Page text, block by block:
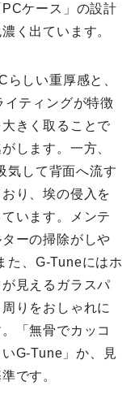
ケース」の設計
く出ています。
しい重厚感と、
ティングが特徴
きく取ることで
します。一方、
気して背面へ流す
り、埃の侵入を
います。メンテ
ーの掃除がしや
た、G-Tuneにはホ
見えるガラスパ
りをおしゃれに
「無骨でカッコ
G-Tune」か、見
です。